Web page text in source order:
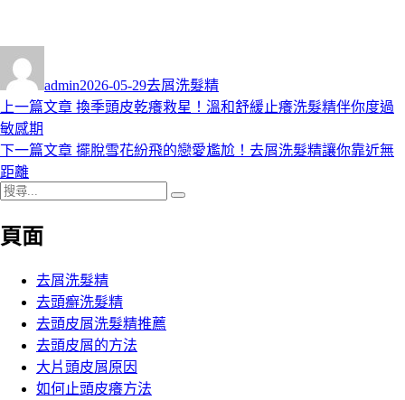
者
admin佈
日
2026-05-29類
去屑洗髮精
文
章
導
覽
上一篇文章 上
篇
換季頭皮乾癢救星！溫和舒緩止癢洗髮精伴你度過
敏感期
下一篇文章 下
擺脫雪花紛飛的戀愛尷尬！去屑洗髮精讓你靠近無
距離
搜
關
頁面
去屑洗髮精
去頭癬洗髮精
去頭皮屑洗髮精推薦
去頭皮屑的方法
大片頭皮屑原因
如何止頭皮癢方法